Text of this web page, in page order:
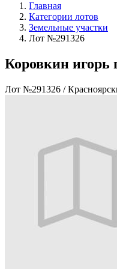
Главная
Категории лотов
Земельные участки
Лот №291326
Коровкин игорь
Лот №291326 /